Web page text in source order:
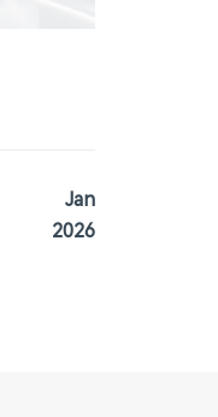
Jan
2026